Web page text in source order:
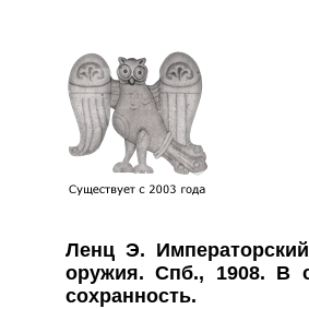
Ленц Э.
оружия. Спб., 1908. В
сохранность.